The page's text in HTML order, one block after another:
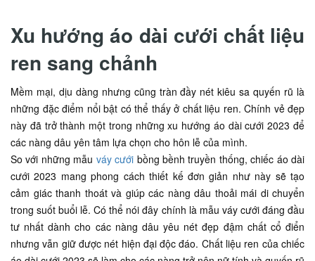
Xu hướng áo dài cưới chất liệu
ren sang chảnh
Mềm mại, dịu dàng nhưng cũng tràn đầy nét kiêu sa quyến rũ là
những đặc điểm nổi bật có thể thấy ở chất liệu ren. Chính vẻ đẹp
này đã trở thành một trong những xu hướng áo dài cưới 2023 để
các nàng dâu yên tâm lựa chọn cho hôn lễ của mình.
So với những mẫu váy cưới bồng bềnh truyền thống, chiếc áo dài
cưới 2023 mang phong cách thiết kế đơn giản như này sẽ tạo
cảm giác thanh thoát và giúp các nàng dâu thoải mái di chuyển
trong suốt buổi lễ. Có thể nói đây chính là mẫu váy cưới đáng đầu
tư nhất dành cho các nàng dâu yêu nét đẹp đậm chất cổ điển
nhưng vẫn giữ được nét hiện đại độc đáo. Chất liệu ren của chiếc